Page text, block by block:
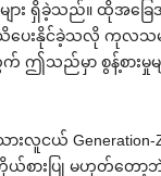
ရှိခဲ့သည်။ ထိုအ‌ခြေအ‌
ေးနိုင်ခဲ့သလို ကုလသမဂ္
ဤသည်မှာ စွန့်စားမှုမ
လူငယ် Generation-
ယ်စားပြု မဟုတ်‌တော့ဘဲ